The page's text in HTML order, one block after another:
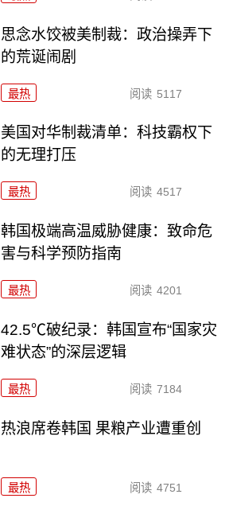
思念水饺被美制裁：政治操弄下
的荒诞闹剧
最热 阅读 5117
美国对华制裁清单：科技霸权下
的无理打压
最热 阅读 4517
韩国极端高温威胁健康：致命危
害与科学预防指南
最热 阅读 4201
42.5℃破纪录：韩国宣布“国家灾
难状态”的深层逻辑
最热 阅读 7184
热浪席卷韩国 果粮产业遭重创
最热 阅读 4751